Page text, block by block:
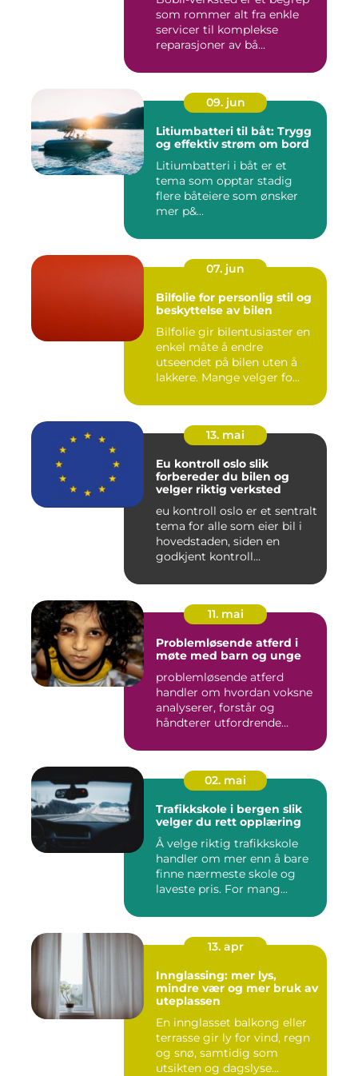
som rommer alt fra enkle
servicer til komplekse
reparasjoner av bå...
09. jun
Litiumbatteri til båt: Trygg
og effektiv strøm om bord
Litiumbatteri i båt er et
tema som opptar stadig
flere båteiere som ønsker
mer p&...
07. jun
Bilfolie for personlig stil og
beskyttelse av bilen
Bilfolie gir bilentusiaster en
enkel måte å endre
utseendet på bilen uten å
lakkere. Mange velger fo...
13. mai
Eu kontroll oslo slik
forbereder du bilen og
velger riktig verksted
eu kontroll oslo er et sentralt
tema for alle som eier bil i
hovedstaden, siden en
godkjent kontroll...
11. mai
Problemløsende atferd i
møte med barn og unge
problemløsende atferd
handler om hvordan voksne
analyserer, forstår og
håndterer utfordrende
02. mai
Trafikkskole i bergen slik
velger du rett opplæring
Å velge riktig trafikkskole
handler om mer enn å bare
finne nærmeste skole og
laveste pris. For mang...
13. apr
Innglassing: mer lys,
mindre vær og mer bruk av
uteplassen
En innglasset balkong eller
terrasse gir ly for vind, regn
og snø, samtidig som
utsikten og dagslyse...